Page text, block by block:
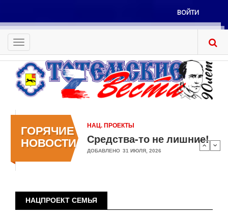
основному
содержанию
Меню
учётной
записи
пользователя
ВОЙТИ
Toggle
navigation
ГОРЯЧИЕ
НОВОСТИ
НАЦ. ПРОЕКТЫ
Средства-то не лишние!
ДОБАВЛЕНО 31 ИЮЛЯ, 2026
НАЦПРОЕКТ СЕМЬЯ